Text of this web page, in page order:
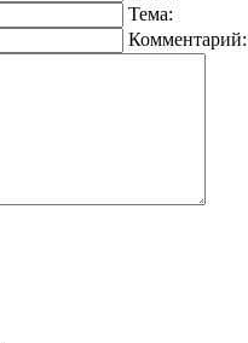
Тема: